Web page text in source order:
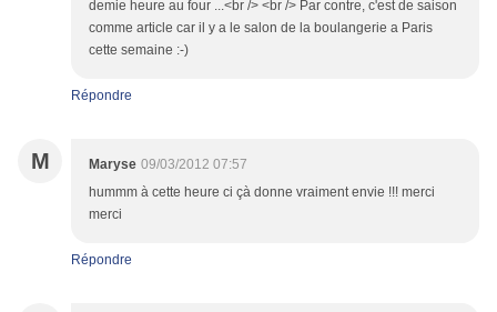
demie heure au four ...<br /> <br /> Par contre, c'est de saison
comme article car il y a le salon de la boulangerie a Paris
cette semaine :-)
Répondre
M Maryse 09/03/2012 07:57
hummm à cette heure ci çà donne vraiment envie !!! merci
merci
Répondre